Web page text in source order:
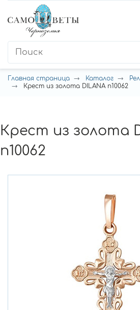
Главная страница Каталог
Крест из золота DILANA п10062
Крест из золота
п10062